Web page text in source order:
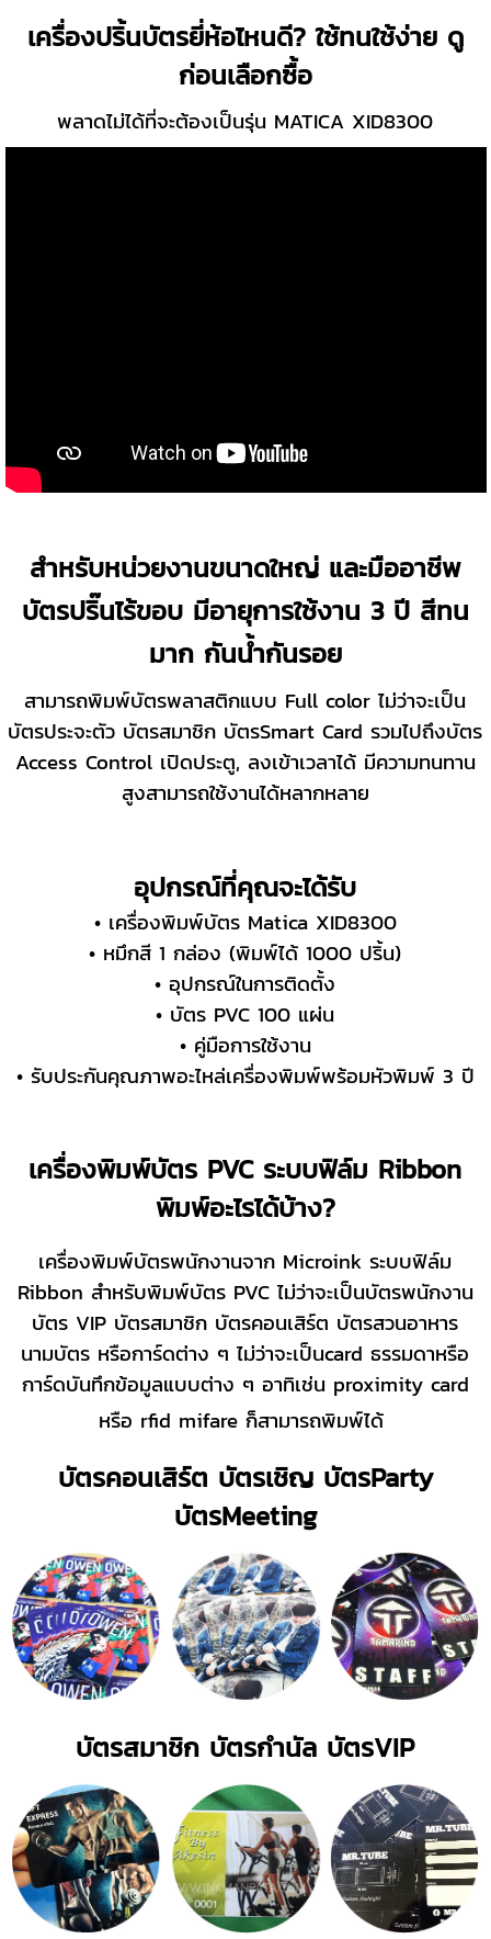
เครื่องปริ้นบัตรยี่ห้อไหนดี? ใช้ทนใช้ง่าย ดู
ก่อนเลือกซื้อ
พลาดไม่ได้ที่จะต้องเป็นรุ่น MATICA XID8300
สำหรับหน่วยงานขนาดใหญ่ และมืออาชีพ
บัตรปริ๊นไร้ขอบ มีอายุการใช้งาน 3 ปี สีทน
มาก กันน้ำกันรอย
สามารถพิมพ์บัตรพลาสติกแบบ Full color ไม่ว่าจะเป็น
บัตรประจะตัว บัตรสมาชิก บัตรSmart Card รวมไปถึงบัตร
Access Control เปิดประตู, ลงเข้าเวลาได้ มีความทนทาน
สูงสามารถใช้งานได้หลากหลาย
อุปกรณ์ที่คุณจะได้รับ
• เครื่องพิมพ์บัตร Matica XID8300
• หมึกสี 1 กล่อง (พิมพ์ได้ 1000 ปริ้น)
• อุปกรณ์ในการติดตั้ง
• บัตร PVC 100 แผ่น
• คู่มือการใช้งาน
• รับประกันคุณภาพอะไหล่เครื่องพิมพ์พร้อมหัวพิมพ์ 3 ปี
เครื่องพิมพ์บัตร PVC ระบบฟิล์ม Ribbon
พิมพ์อะไรได้บ้าง?
เครื่องพิมพ์บัตรพนักงานจาก Microink ระบบฟิล์ม
Ribbon สำหรับพิมพ์บัตร PVC ไม่ว่าจะเป็นบัตรพนักงาน
บัตร VIP บัตรสมาชิก บัตรคอนเสิร์ต บัตรสวนอาหาร
นามบัตร หรือการ์ดต่าง ๆ ไม่ว่าจะเป็นcard ธรรมดาหรือ
การ์ดบันทึกข้อมูลแบบต่าง ๆ อาทิเช่น proximity card
หรือ rfid mifare ก็สามารถพิมพ์ได้
บัตรคอนเสิร์ต บัตรเชิญ บัตรParty
บัตรMeeting
บัตรสมาชิก บัตรกำนัล บัตรVIP